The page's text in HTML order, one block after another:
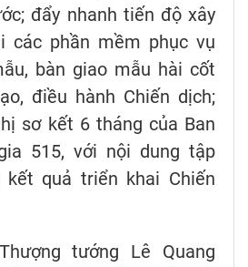
đẩy nhanh tiến độ xây
các phần mềm phục vụ
bàn giao mẫu hài cốt
điều hành Chiến dịch;
sơ kết 6 tháng của Ban
515, với nội dung tập
quả triển khai Chiến
tướng Lê Quang